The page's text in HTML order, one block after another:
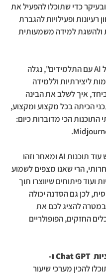
כדי שתוכלו להפעיל את
רעיונות ופעילויות להגברת
ולהשגת למידה משמעותית
בסדנה "לעוף על AI עם התלמידים", נגלה
ליצירתיות וללמידה
איך לשלב את הבינה
הכיתה בכל מקצוע ומקצוע,
התוכנות הכי מדוברות כיום:
חשוב לדעת שיש עוד תוכנות AI ומאחר וזהו
הרי שאנו מצפים לשמוע
ועוד פיתוחים שיווצרו תוך
לכן גם הסדנה יכולה
להציג לכם את
החזקים, הפופולריים
אפליקציות Chat GPT ו-
להכין מערכי שיעור